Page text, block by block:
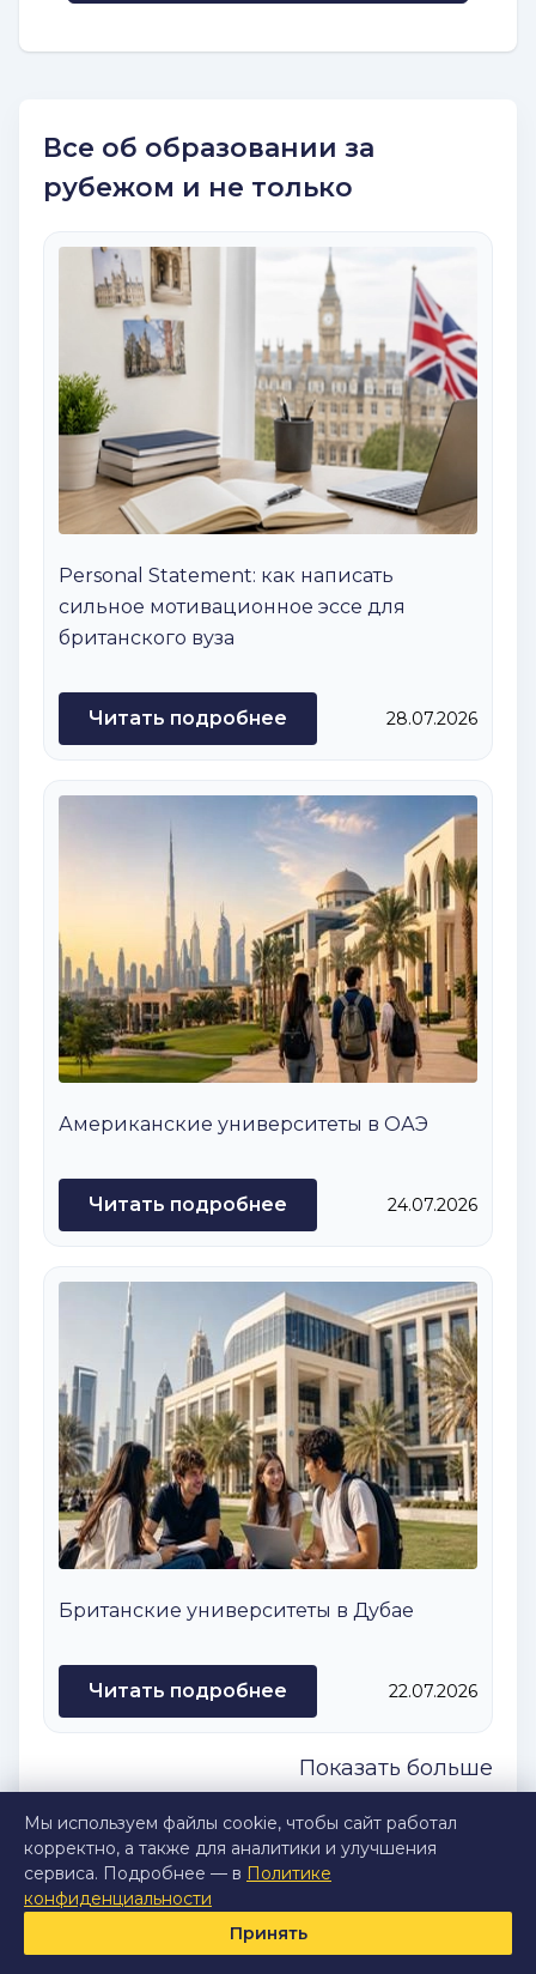
Все об образовании за
рубежом и не только
Personal Statement: как написать
сильное мотивационное эссе для
британского вуза
Читать подробнее 28.07.2026
Американские университеты в ОАЭ
Читать подробнее 24.07.2026
Британские университеты в Дубае
Читать подробнее 22.07.2026
Показать больше
Мы используем файлы cookie, чтобы сайт работал
корректно, а также для аналитики и улучшения
сервиса. Подробнее — в Политике
конфиденциальности
Принять